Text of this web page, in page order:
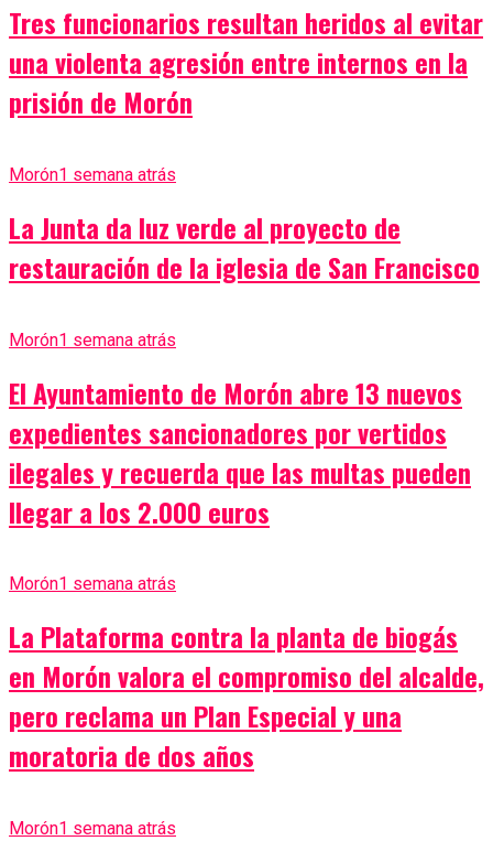
Tres funcionarios resultan heridos al evitar
una violenta agresión entre internos en la
prisión de Morón
Morón1 semana atrás
La Junta da luz verde al proyecto de
restauración de la iglesia de San Francisco
Morón1 semana atrás
El Ayuntamiento de Morón abre 13 nuevos
expedientes sancionadores por vertidos
ilegales y recuerda que las multas pueden
llegar a los 2.000 euros
Morón1 semana atrás
La Plataforma contra la planta de biogás
en Morón valora el compromiso del alcalde,
pero reclama un Plan Especial y una
moratoria de dos años
Morón1 semana atrás